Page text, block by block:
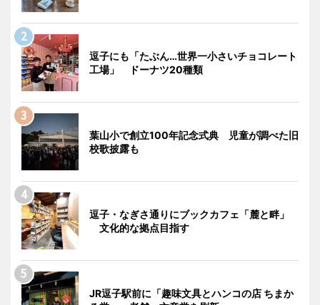
逗子にも「たぶん…世界一小さいチョコレート
工場」 ドーナツ20種類
葉山小で創立100年記念式典 児童が調べた旧
校歌披露も
逗子・なぎさ通りにブックカフェ「麓と畔」
文化的な拠点目指す
JR逗子駅前に「趣味文具とハンコの店 ちまか